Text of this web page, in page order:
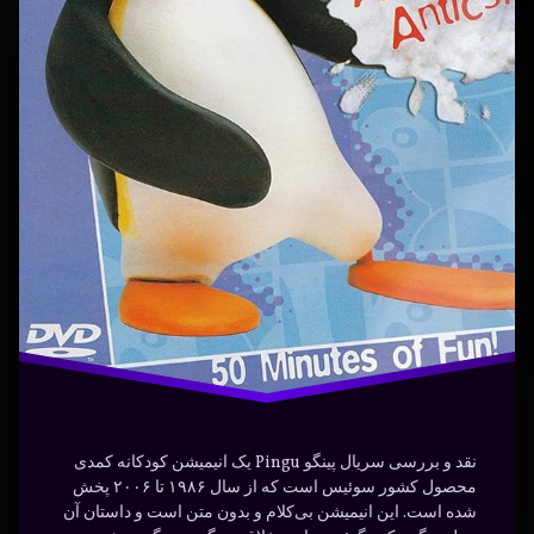
سریال
نقد و بررسی سریال پینگو Pingu یک انیمیشن کودکانه کمدی
محصول کشور سوئیس است که از سال ۱۹۸۶ تا ۲۰۰۶ پخش
شده است. این انیمیشن بی‌کلام و بدون متن است و داستان آن
سریال
فارسی
کارتون
کودکان